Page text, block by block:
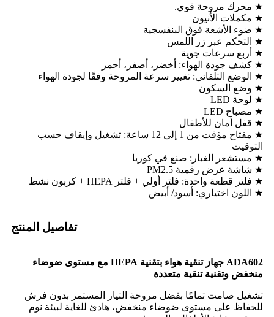
★ محرك مروحة قوي.
★ مكملات الأنيون
★ ضوء الأشعة فوق البنفسجية
★ التحكم عبر زر اللمس
★ أربع سرعات جوية
★ كشف جودة الهواء: أخضر، أصفر، أحمر
★ الوضع التلقائي: تغيير سرعة المروحة وفقًا لجودة الهواء
★ وضع السكون
★ لوحة LED
★ مصباح LED
★ قفل أمان للأطفال
★ مفتاح مؤقت من 1 إلى 12 ساعة: تشغيل وإيقاف حسب
التوقيت
★ مستشعر الغبار: صنع في كوريا
★ شاشة عرض رقمية PM2.5
★ فلتر قطعة واحدة: فلتر أولي + فلتر HEPA + كربون نشط
★ اللون اختياري: أسود/ أبيض
تفاصيل المنتج
ADA602
جهاز تنقية هواء بتقنية HEPA مع مستوى ضوضاء
منخفض وتقنية تنقية متعددة
تشغيل صامت تمامًا بفضل مروحة التيار المستمر بدون فرش
للحفاظ على مستوى ضوضاء منخفض، هادئ للغاية لبيئة نوم